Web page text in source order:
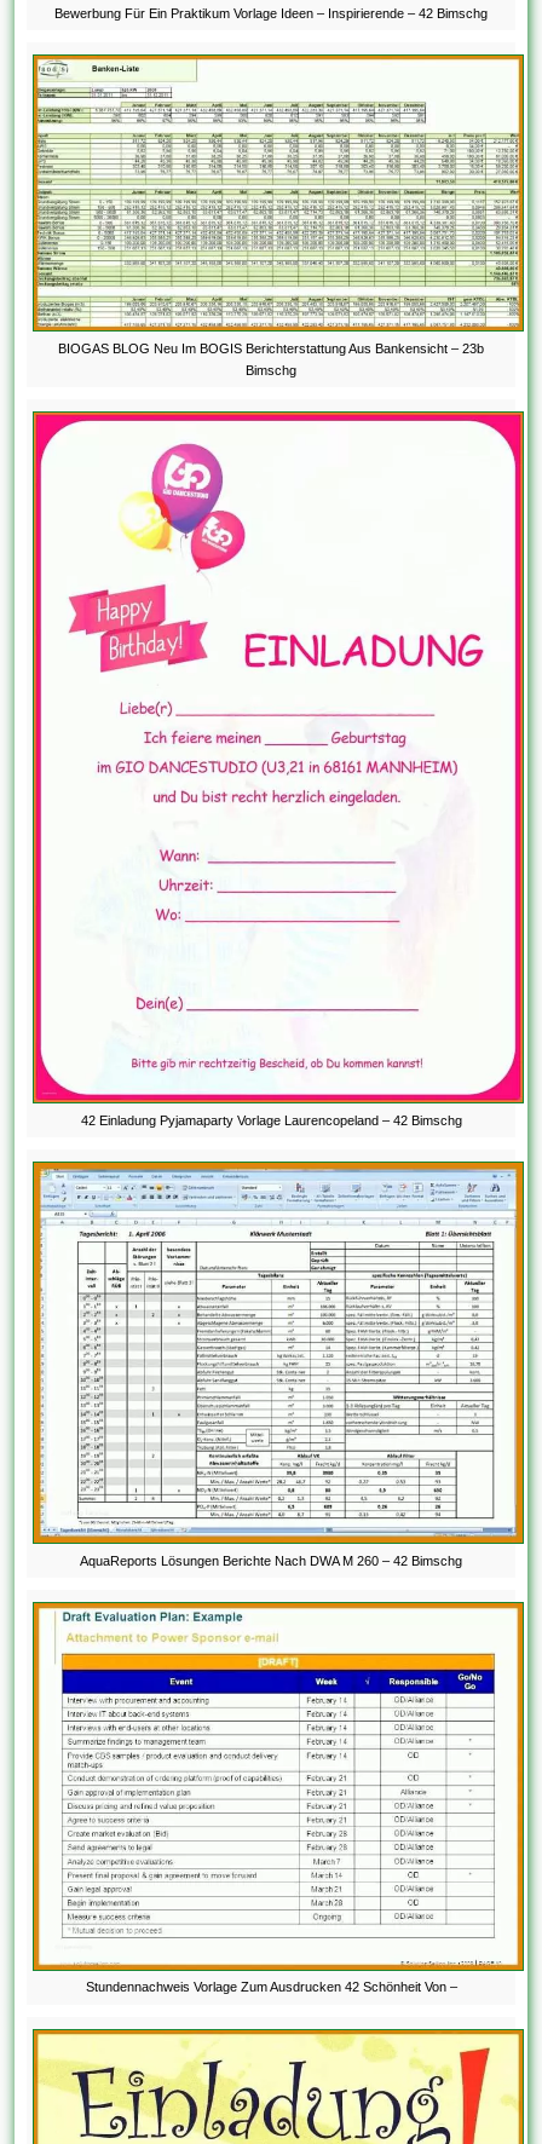
Bewerbung Für Ein Praktikum Vorlage Ideen – Inspirierende – 42 Bimschg
BIOGAS BLOG Neu Im BOGIS Berichterstattung Aus Bankensicht – 23b
Bimschg
42 Einladung Pyjamaparty Vorlage Laurencopeland – 42 Bimschg
AquaReports Lösungen Berichte Nach DWA M 260 – 42 Bimschg
Stundennachweis Vorlage Zum Ausdrucken 42 Schönheit Von –